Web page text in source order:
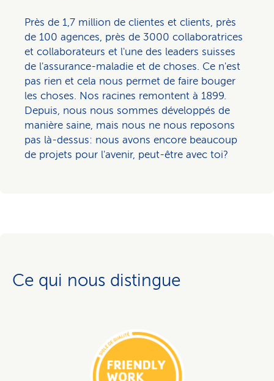
Près de 1,7 million de clientes et clients, près
de 100 agences, près de 3000 collaboratrices
et collaborateurs et l'une des leaders suisses
de l'assurance-maladie et de choses. Ce n'est
pas rien et cela nous permet de faire bouger
les choses. Nos racines remontent à 1899.
Depuis, nous nous sommes développés de
manière saine, mais nous ne nous reposons
pas là-dessus: nous avons encore beaucoup
de projets pour l'avenir, peut-être avec toi?
Ce qui nous distingue